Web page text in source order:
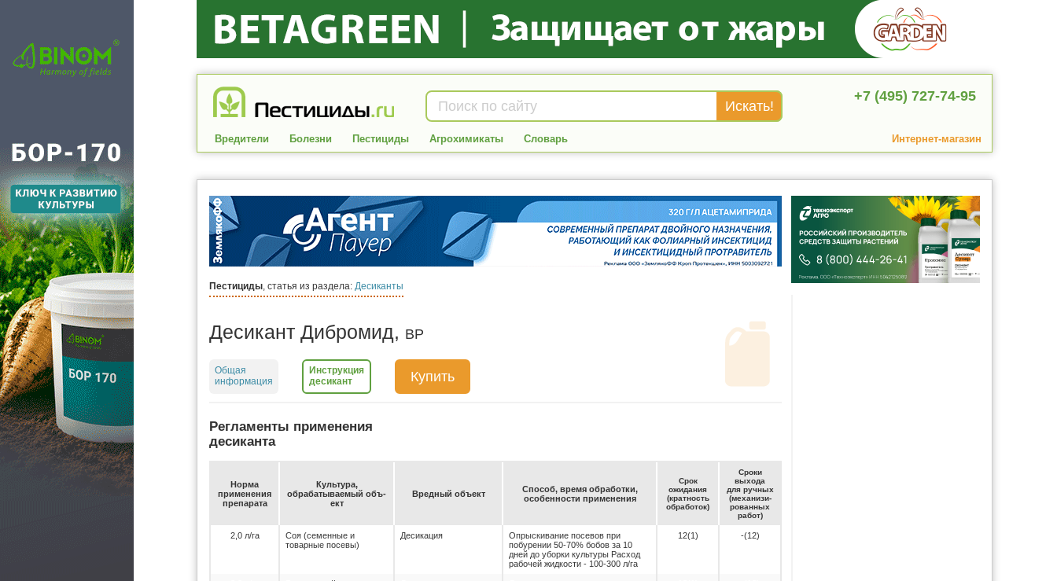
+7 (495) 727-74-95
Вредители Болезни Пестициды Агрохимикаты Словарь Интернет-магазин
Пестициды, статья из раздела: Десиканты
Десикант Дибромид, ВР
Общая
информация
Инструкция
десикант
Купить
Регламенты применения
десиканта
Нор­ма
при­ме­не­ния
пре­па­ра­та
Куль­ту­ра,
об­ра­ба­ты­ва­емый объ­
ект
Вред­ный объ­ект
Спо­соб, вре­мя об­ра­бот­ки,
осо­бен­нос­ти при­ме­не­ния
Срок
ожи­да­ния
(крат­ность
об­ра­бо­ток)
Сро­ки
вы­хо­да
для руч­ных
(ме­ха­ни­зи­
ро­ван­ных
ра­бот)
2,0 л/га
Соя (семенные и
товарные посевы)
Десикация
Опрыскивание посевов при
побурении 50-70% бобов за 10
дней до уборки культуры Расход
рабочей жидкости - 100-300 л/га
12(1) -(12)